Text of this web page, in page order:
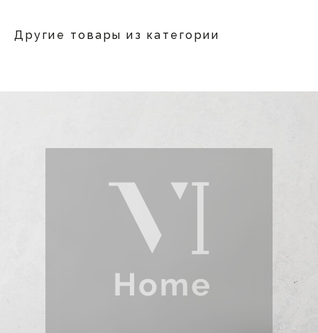
Другие товары из категории